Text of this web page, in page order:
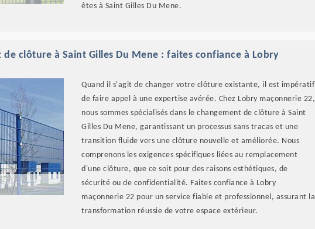
êtes à Saint Gilles Du Mene.
de clôture à Saint Gilles Du Mene : faites confiance à Lobry
Quand il s'agit de changer votre clôture existante, il est impératif
de faire appel à une expertise avérée. Chez Lobry maçonnerie 22,
nous sommes spécialisés dans le changement de clôture à Saint
Gilles Du Mene, garantissant un processus sans tracas et une
transition fluide vers une clôture nouvelle et améliorée. Nous
comprenons les exigences spécifiques liées au remplacement
d'une clôture, que ce soit pour des raisons esthétiques, de
sécurité ou de confidentialité. Faites confiance à Lobry
maçonnerie 22 pour un service fiable et professionnel, assurant la
transformation réussie de votre espace extérieur.